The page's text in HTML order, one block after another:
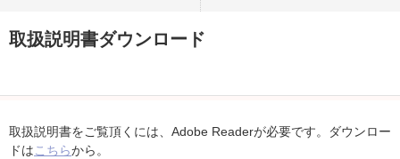
取扱説明書ダウンロード
取扱説明書をご覧頂くには、Adobe Readerが必要です。ダウンロー
ドは こちらから。